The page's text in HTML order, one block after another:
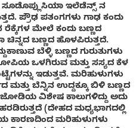
ಇಲೆಡೆನ್ಸ್ ನ
ಪ್ರೌಢ ಪತಂಗಗಳು ಗಾಢ ಕಂದು
ರೆಕ್ಕೆಗಳ ಮೇಲೆ ಕಂದು ಬಣ್ಣದ
ಚಿನ್ನದ ಬಣ್ಣದ ಹೊಳಪಿರುತ್ತದೆ.
ಬೆಳ್ಳಿ ಬಣ್ಣದ ಗುರುತುಗಳು
ಒಳಗಿರುವ ಮತ್ತು ಸಸ್ಯದ ಕೆಳ
ಇಡುತ್ತವೆ. ಮರಿಹುಳುಗಳು
ಮತ್ತು ಬೆನ್ನಿನ ಉದ್ದಕ್ಕೂ ಬಿಳಿ ಬಣ್ಣದ
ವಿಶೇಷ ಕಾಲುಗಳಿದ್ದು ಅದು
(ದೇಹದ ಮಧ್ಯಭಾಗದಲ್ಲಿ
ಕಾರಣದಿಂದ ಮರಿಹುಳುಗಳು